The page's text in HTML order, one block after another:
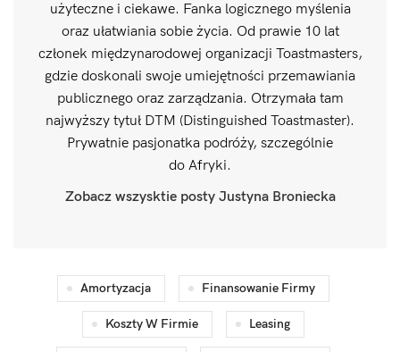
użyteczne i ciekawe. Fanka logicznego myślenia
oraz ułatwiania sobie życia. Od prawie 10 lat
członek międzynarodowej organizacji Toastmasters,
gdzie doskonali swoje umiejętności przemawiania
publicznego oraz zarządzania. Otrzymała tam
najwyższy tytuł DTM (Distinguished Toastmaster).
Prywatnie pasjonatka podróży, szczególnie
do Afryki.
Zobacz wszysktie posty Justyna Broniecka
Amortyzacja Finansowanie Firmy
Koszty W Firmie Leasing